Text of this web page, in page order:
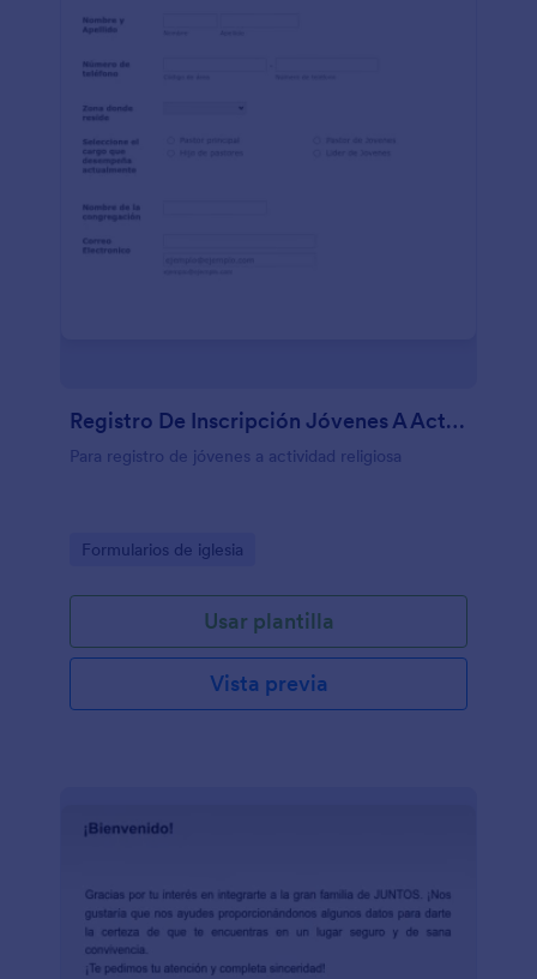
Registro De Inscripción Jóvenes A Actividad Religiosa
Para registro de jóvenes a actividad religiosa
Go to Category:
Formularios de iglesia
Usar plantilla
Vista previa